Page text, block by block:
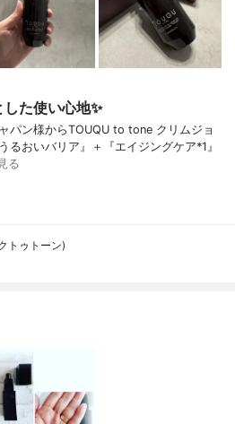
た使い心地✨
パン様からTOUQU to tone クリムジョ
るおいバリア』＋『エイジングケア*1』
る
トゥトーン)